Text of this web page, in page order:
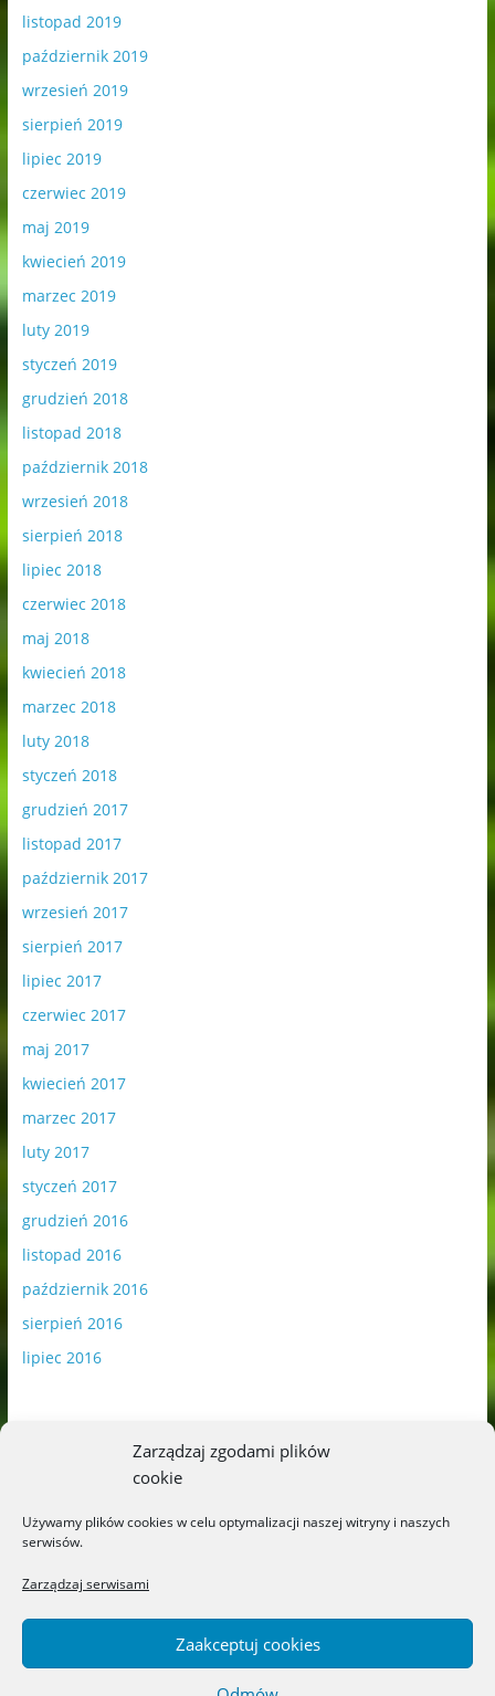
Zarządzaj zgodami plików
cookie
Używamy plików cookies w celu optymalizacji naszej witryny i naszych
serwisów.
Zarządzaj serwisami
Zaakceptuj cookies
listopad 2019
październik 2019
wrzesień 2019
sierpień 2019
lipiec 2019
czerwiec 2019
maj 2019
kwiecień 2019
marzec 2019
luty 2019
styczeń 2019
grudzień 2018
listopad 2018
październik 2018
wrzesień 2018
sierpień 2018
lipiec 2018
czerwiec 2018
maj 2018
kwiecień 2018
marzec 2018
luty 2018
styczeń 2018
grudzień 2017
listopad 2017
październik 2017
wrzesień 2017
sierpień 2017
lipiec 2017
czerwiec 2017
maj 2017
kwiecień 2017
marzec 2017
luty 2017
styczeń 2017
grudzień 2016
listopad 2016
październik 2016
sierpień 2016
lipiec 2016